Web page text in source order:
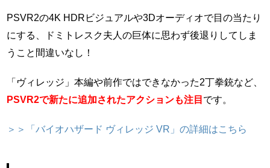
PSVR2の4K HDRビジュアルや3Dオーディオで目の当たり
にする、ドミトレスク夫人の巨体に思わず後退りしてしま
うこと間違いなし！
「ヴィレッジ」本編や前作ではできなかった2丁拳銃など、
PSVR2で新たに追加されたアクションも注目 です。
＞＞「バイオハザード ヴィレッジ VR」の詳細はこちら